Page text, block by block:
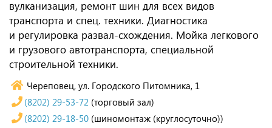
вулканизация, ремонт шин для всех видов
транспорта и спец. техники. Диагностика
и регулировка развал-схождения. Мойка легкового
и грузового автотранспорта, специальной
строительной техники.
Череповец, ул. Городского Питомника, 1
(8202) 29-53-72 (торговый зал)
(8202) 29-18-50 (шиномонтаж (круглосуточно))